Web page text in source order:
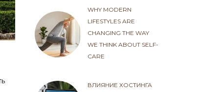
WHY MODERN
LIFESTYLES ARE
CHANGING THE WAY
WE THINK ABOUT SELF-
CARE
ВЛИЯНИЕ ХОСТИНГА